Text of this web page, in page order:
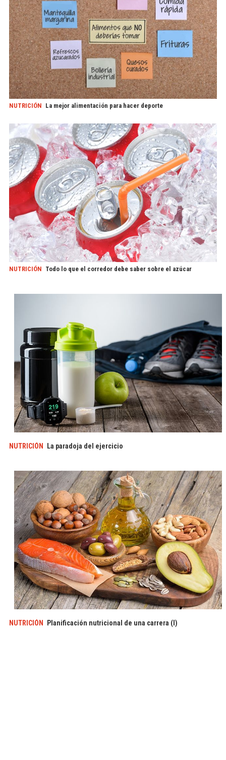
NUTRICIÓN La mejor alimentación para hacer deporte
NUTRICIÓN Todo lo que el corredor debe saber sobre el azúcar
NUTRICIÓN La paradoja del ejercicio
NUTRICIÓN Planificación nutricional de una carrera (I)